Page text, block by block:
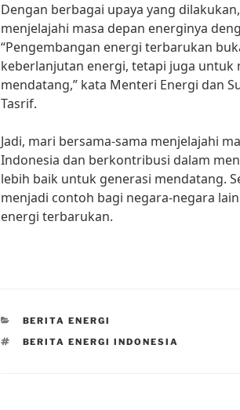
Dengan berbagai upaya yang
menjelajahi masa depan energinya
“Pengembangan energi terbarukan
keberlanjutan energi, tetapi juga untuk
mendatang,” kata Menteri Energi dan
Tasrif.
Jadi, mari bersama-sama menjelajahi
Indonesia dan berkontribusi dalam
lebih baik untuk generasi mendatang.
menjadi contoh bagi negara-negara
energi terbarukan.
CATEGORIES
BERITA ENERGI
TAGS
BERITA ENERGI INDONESIA